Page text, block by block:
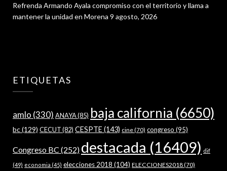
Refrenda Armando Ayala compromiso con el territorio y llama a
mantener la unidad en Morena 9 agosto, 2026
ETIQUETAS
amlo (330) ANAYA(85) baja california (6650)
bc(129) CECUT(82) CESPTE (143) cine(70) congreso (95)
Congreso BC (252) destacada (16409) dif
(49) economia (45) elecciones 2018 (104) ELECCIONES2018(70)